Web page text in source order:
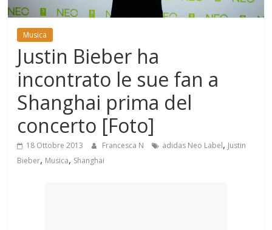
Mondo
Musica
Justin Bieber ha
incontrato le sue fan a
Shanghai prima del
concerto [Foto]
18 Ottobre 2013 Francesca N adidas Neo Label, Justin
Bieber, Musica, Shanghai